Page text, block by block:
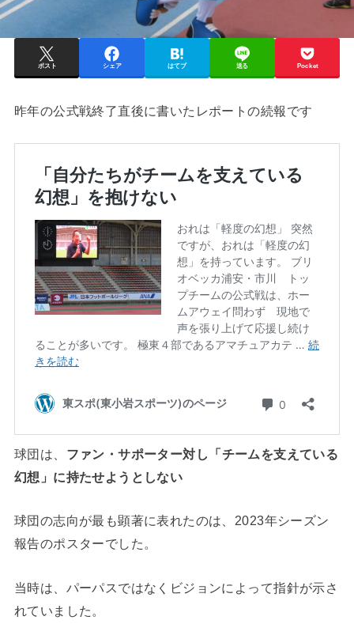
ポスト シェア はてブ 送る Pocket
昨年の公式戦終了直後に書いたレポートの続報です
球団は、 ファン・サポーター対し「チームを支えている
幻想」に持たせようとしない
球団の志向が最も顕著に表れたのは、2023年シーズン
報告のポスターでした。
当時は、パーパスではなくビジョンによって指針が示さ
れていました。